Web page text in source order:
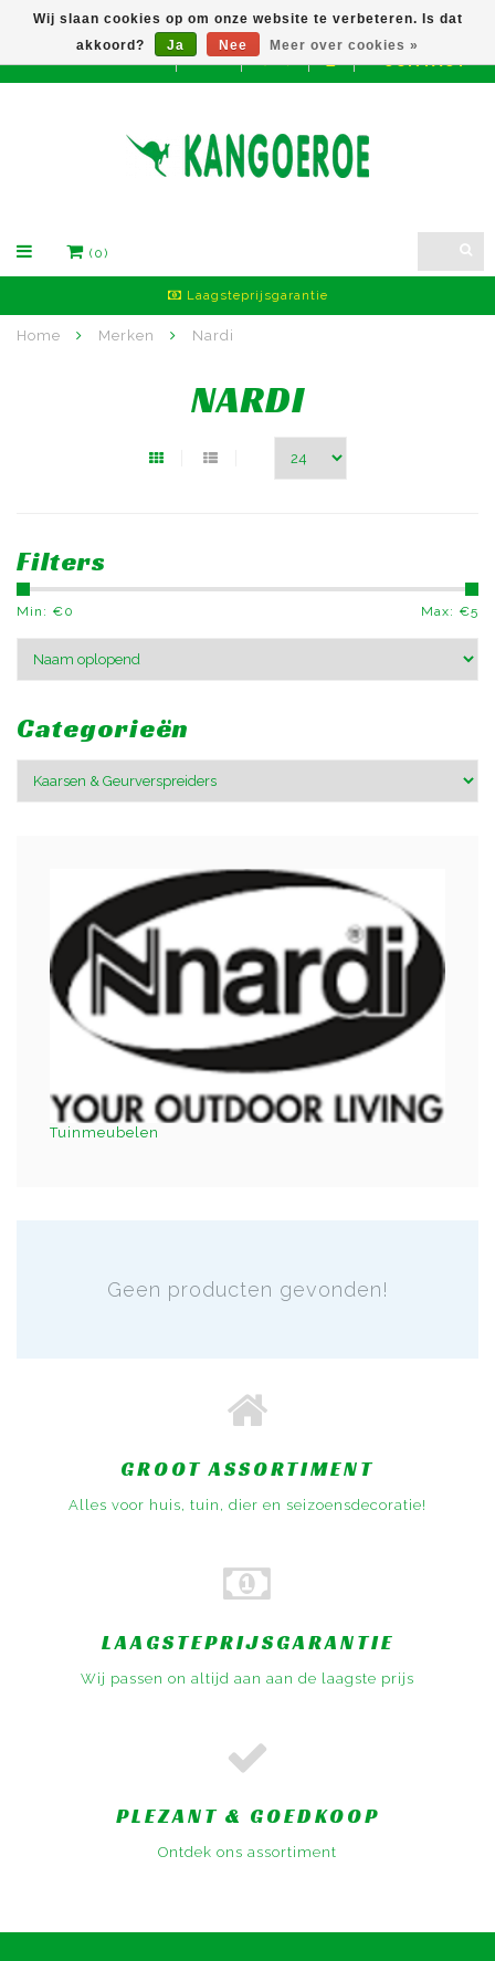
EUR CONTACT
(0)
Laagsteprijsgarantie
Home Merken Nardi
NARDI
Filters
Min: €0 Max: €5
Categorieën
Tuinmeubelen
Geen producten gevonden!
Wij slaan cookies op om onze website te verbeteren. Is dat
akkoord?
Ja Nee Meer over cookies »
GROOT ASSORTIMENT
Alles voor huis, tuin, dier en seizoensdecoratie!
LAAGSTEPRIJSGARANTIE
Wij passen on altijd aan aan de laagste prijs
PLEZANT & GOEDKOOP
Ontdek ons assortiment